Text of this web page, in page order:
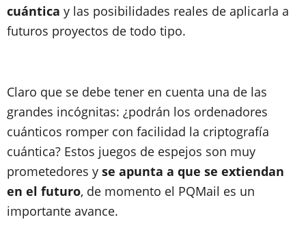
cuántica y las posibilidades reales de aplicarla a
futuros proyectos de todo tipo.
Claro que se debe tener en cuenta una de las
grandes incógnitas: ¿podrán los ordenadores
cuánticos romper con facilidad la criptografía
cuántica? Estos juegos de espejos son muy
prometedores y se apunta a que se extiendan
en el futuro, de momento el PQMail es un
importante avance.